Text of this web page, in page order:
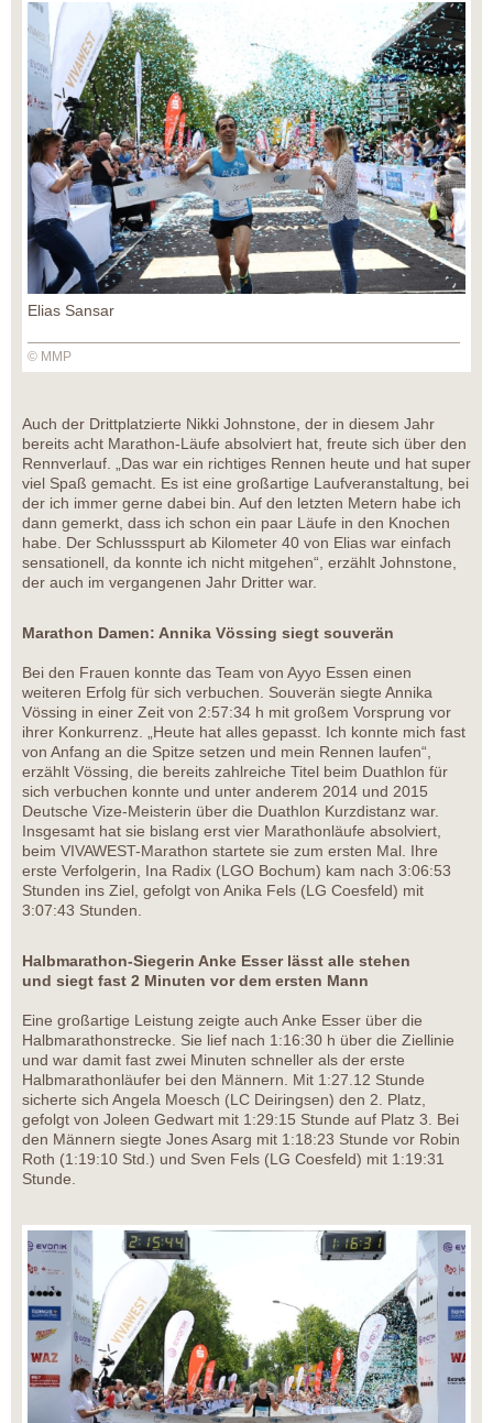
Elias Sansar
© MMP
Auch der Drittplatzierte Nikki Johnstone, der in diesem Jahr
bereits acht Marathon-Läufe absolviert hat, freute sich über den
Rennverlauf. „Das war ein richtiges Rennen heute und hat super
viel Spaß gemacht. Es ist eine großartige Laufveranstaltung, bei
der ich immer gerne dabei bin. Auf den letzten Metern habe ich
dann gemerkt, dass ich schon ein paar Läufe in den Knochen
habe. Der Schlussspurt ab Kilometer 40 von Elias war einfach
sensationell, da konnte ich nicht mitgehen“, erzählt Johnstone,
der auch im vergangenen Jahr Dritter war.
Marathon Damen: Annika Vössing siegt souverän
Bei den Frauen konnte das Team von Ayyo Essen einen
weiteren Erfolg für sich verbuchen. Souverän siegte Annika
Vössing in einer Zeit von 2:57:34 h mit großem Vorsprung vor
ihrer Konkurrenz. „Heute hat alles gepasst. Ich konnte mich fast
von Anfang an die Spitze setzen und mein Rennen laufen“,
erzählt Vössing, die bereits zahlreiche Titel beim Duathlon für
sich verbuchen konnte und unter anderem 2014 und 2015
Deutsche Vize-Meisterin über die Duathlon Kurzdistanz war.
Insgesamt hat sie bislang erst vier Marathonläufe absolviert,
beim VIVAWEST-Marathon startete sie zum ersten Mal. Ihre
erste Verfolgerin, Ina Radix (LGO Bochum) kam nach 3:06:53
Stunden ins Ziel, gefolgt von Anika Fels (LG Coesfeld) mit
3:07:43 Stunden.
Halbmarathon-Siegerin Anke Esser lässt alle stehen
und siegt fast 2 Minuten vor dem ersten Mann
Eine großartige Leistung zeigte auch Anke Esser über die
Halbmarathonstrecke. Sie lief nach 1:16:30 h über die Ziellinie
und war damit fast zwei Minuten schneller als der erste
Halbmarathonläufer bei den Männern. Mit 1:27.12 Stunde
sicherte sich Angela Moesch (LC Deiringsen) den 2. Platz,
gefolgt von Joleen Gedwart mit 1:29:15 Stunde auf Platz 3. Bei
den Männern siegte Jones Asarg mit 1:18:23 Stunde vor Robin
Roth (1:19:10 Std.) und Sven Fels (LG Coesfeld) mit 1:19:31
Stunde.